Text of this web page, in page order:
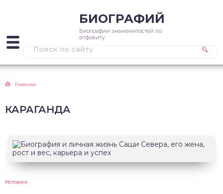
БИОГРАФИЙ
Биографии знаменитостей по
алфавиту
Главная
КАРАГАНДА
История